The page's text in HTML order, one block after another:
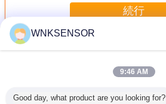
続行
多くデジタル電子水平なスイッチ
WNKSENSOR
9:46 AM
Good day, what product are you looking for?